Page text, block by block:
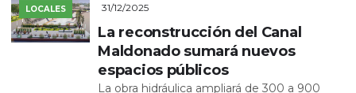
LOCALES 31/12/2025
La reconstrucción del Canal
Maldonado sumará nuevos
espacios públicos
La obra hidráulica ampliará de 300 a 900